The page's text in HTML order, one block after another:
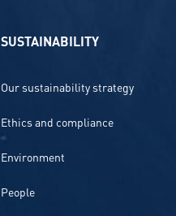
SUSTAINABILITY
Our sustainability strategy
Ethics and compliance
Environment
People